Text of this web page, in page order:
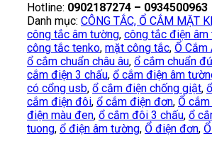
Hotline: 0902187274 – 0934500963
Danh mục: CÔNG TẮC, Ổ CẮM MẶT
công tắc âm tường, công tắc điện
công tắc tenko, mặt công tắc, Ổ Cắm
ổ cắm chuẩn châu âu, ổ cắm chuẩn
cắm điện 3 chấu, ổ cắm điện âm
có cổng usb, ổ cắm điện chống giật,
cắm điện đôi, ổ cắm điện đơn, Ổ
điện màu đen, ổ cắm đôi 3 chấu, ổ
tuong, ổ điện âm tường, Ổ điện đơn,